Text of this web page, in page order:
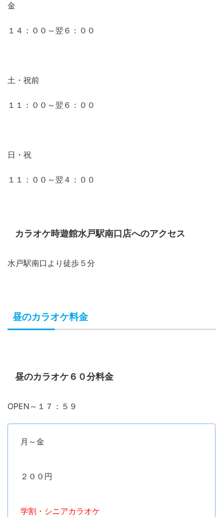
金
１４：００～翌６：００
土・祝前
１１：００～翌６：００
日・祝
１１：００～翌４：００
カラオケ時遊館水戸駅南口店へのアクセス
水戸駅南口より徒歩５分
昼のカラオケ料金
昼のカラオケ６０分料金
OPEN～１７：５９
月～金
２００円
学割・シニアカラオケ